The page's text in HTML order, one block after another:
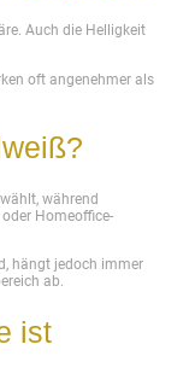
Auch die Helligkeit
oft angenehmer als
während
Homeoffice-
hängt jedoch immer
ab.
ist